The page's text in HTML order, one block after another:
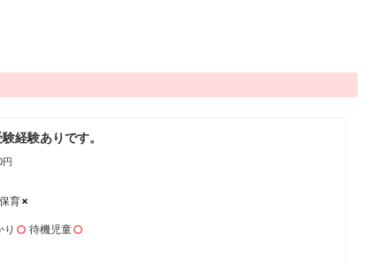
経験ありです。
育
り 待機児童